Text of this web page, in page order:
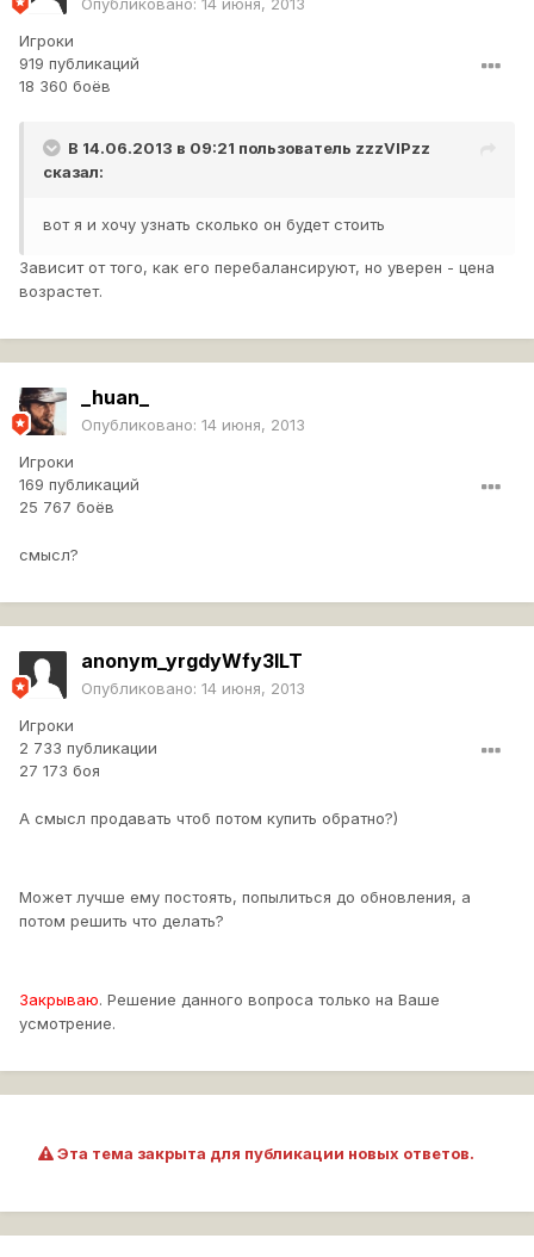
Опубликовано: 14 июня, 2013
Игроки
919 публикаций
18 360 боёв
В 14.06.2013 в 09:21 пользователь zzzVIPzz
сказал:
вот я и хочу узнать сколько он будет стоить
Зависит от того, как его перебалансируют, но уверен - цена
возрастет.
_huan_
Опубликовано: 14 июня, 2013
Игроки
169 публикаций
25 767 боёв
смысл?
anonym_yrgdyWfy3ILT
Опубликовано: 14 июня, 2013
Игроки
2 733 публикации
27 173 боя
А смысл продавать чтоб потом купить обратно?)
Может лучше ему постоять, попылиться до обновления, а
потом решить что делать?
Закрываю. Решение данного вопроса только на Ваше
усмотрение.
Эта тема закрыта для публикации новых ответов.